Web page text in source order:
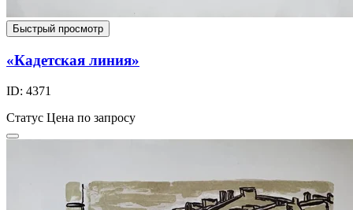
Быстрый просмотр
«Кадетская линия»
ID: 4371
Статус Цена по запросу